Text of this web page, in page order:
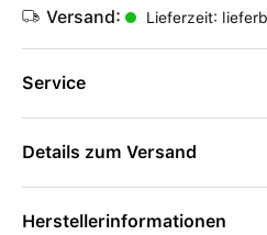
Versand: Lieferzeit:
Service
Details zum Versand
Herstellerinformationen